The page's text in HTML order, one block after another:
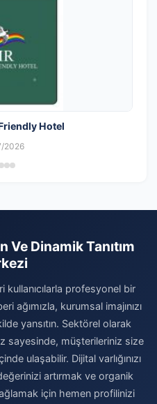
Hotel
2026
Ve Dinamik Tanıtım
kullanıcılarla profesyonel bir
ağımızla, kurumsal imajınızı
yansıtın. Sektörel olarak
sayesinde, müşterileriniz size
ulaşabilir. Dijital varlığınızı
artırmak ve organik
için hemen profilinizi